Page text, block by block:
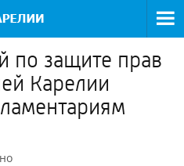
по защите прав
Карелии